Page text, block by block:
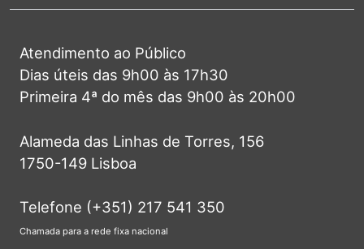
Atendimento ao Público
Dias úteis das 9h00 às 17h30
Primeira 4ª do mês das 9h00 às 20h00
Alameda das Linhas de Torres, 156
1750-149 Lisboa
Telefone (+351) 217 541 350
Chamada para a rede fixa nacional